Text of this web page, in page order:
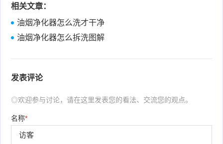
相关文章：
油烟净化器怎么洗才干净
油烟净化器怎么拆洗图解
发表评论
◎欢迎参与讨论，请在这里发表您的看法、交流您的观点。
名称*